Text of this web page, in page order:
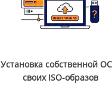
Установка собственной
своих ISO-образов